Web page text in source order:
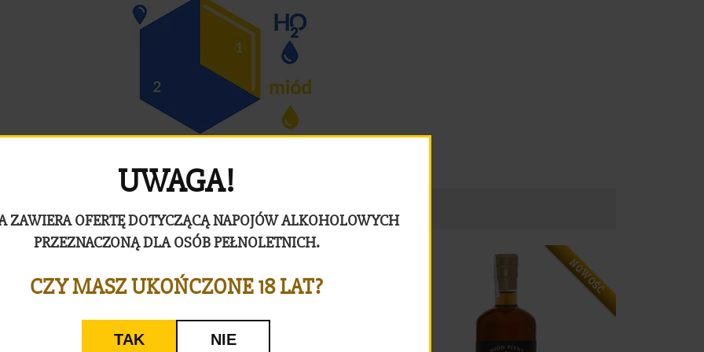
NOWOŚĆ
UWAGA!
ZAWIERA OFERTĘ DOTYCZĄCĄ NAPOJÓW ALKOHOLOWYCH
PRZEZNACZONĄ DLA OSÓB PEŁNOLETNICH.
CZY MASZ UKOŃCZONE 18 LAT?
TAK NIE